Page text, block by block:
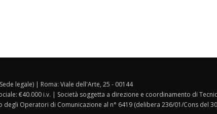
legale) | Roma: Viale dell'Arte, 25 - 00144
€40.000 i.v. | Società soggetta a direzione e coordinamento di
Operatori di Comunicazione al n° 6419 (delibera 236/01/Cons del